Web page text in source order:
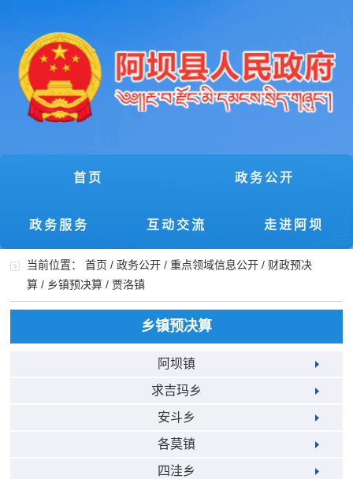
首页 政务公开
政务服务 互动交流 走进阿坝
当前位置：首页 /政务公开 /重点领域信息公开 / 财政预决
算 / 乡镇预决算 / 贾洛镇
乡镇预决算
阿坝镇
求吉玛乡
安斗乡
各莫镇
四洼乡